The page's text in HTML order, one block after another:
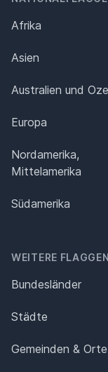
Afrika
Asien
Australien und
Europa
Nordamerika,
Mittelamerika
Südamerika
WEITERE FLAGGEN
Bundesländer
Städte
Gemeinden & Orte